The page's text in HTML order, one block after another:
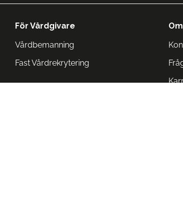
För Vårdgivare
Vårdbemanning
Fast Vårdrekrytering